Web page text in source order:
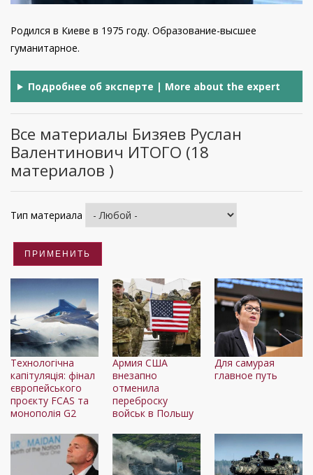
Родился в Киеве в 1975 году. Образование-высшее
гуманитарное.
Подробнее об эксперте | More about the expert
Все материалы Бизяев Руслан
Валентинович ИТОГО (18
материалов )
Тип материала
Технологічна
капітуляція: фінал
європейського
проєкту FCAS та
монополія G2
Армия США
внезапно
отменила
переброску
войськ в Польшу
Для самурая
главное путь